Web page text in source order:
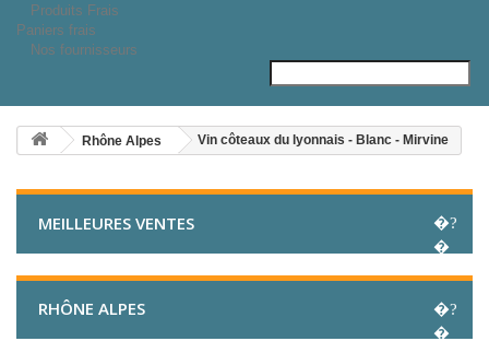
Produits Frais
Paniers frais
Nos fournisseurs
Rhône Alpes Vin côteaux du lyonnais - Blanc - Mirvine
MEILLEURES VENTES
RHÔNE ALPES